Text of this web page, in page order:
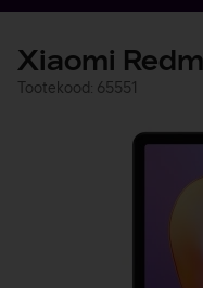
Xiaomi
Tootekood: 65551